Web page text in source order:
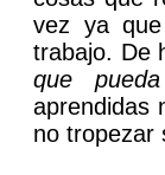
vez ya
trabajo. De
que
aprendidas
no tropezar